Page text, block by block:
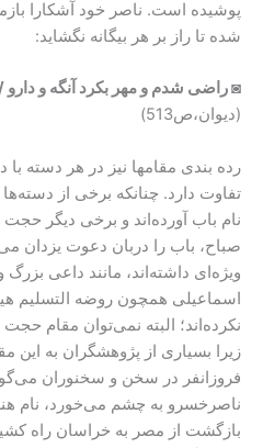
پوشیده است. ناصر خود آشکارا
شده تا راز بر هر بیگانه نگشاید:
◙ راضی شدم و مهر بکرد آنگه و دارو
(دیوان،ص513)
رده بندی مقامها نیز در هر دسته
تفاوت دارد. چنانکه برخی از
نام باب آورده‌اند و برخی دیگر
صباح، باب را دربان دعوت یزدان
ویژه‌ای داشته‌اند، مانند داعی بزرگ
اسماعیلی همچون روضه التسلیم
نکرده‌اند؛ البته نمی‌توان مقام
زیرا بسیاری از پژوهشگران به این
فروزانفر در سخن و سخنوران
ناصرخسرو به چشم می‌خورد، نام
بازگشت از مصر به خراسان راه